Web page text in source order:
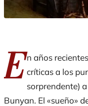
E n años
críticas a los
sorprendente) a
Bunyan. El «sueño»